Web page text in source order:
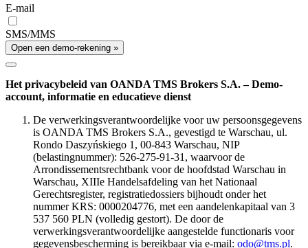
E-mail
SMS/MMS
Open een demo-rekening »
Het privacybeleid van OANDA TMS Brokers S.A. – Demo-
account, informatie en educatieve dienst
De verwerkingsverantwoordelijke voor uw persoonsgegevens
is OANDA TMS Brokers S.A., gevestigd te Warschau, ul.
Rondo Daszyńskiego 1, 00-843 Warschau, NIP
(belastingnummer): 526-275-91-31, waarvoor de
Arrondissementsrechtbank voor de hoofdstad Warschau in
Warschau, XIIIe Handelsafdeling van het Nationaal
Gerechtsregister, registratiedossiers bijhoudt onder het
nummer KRS: 0000204776, met een aandelenkapitaal van 3
537 560 PLN (volledig gestort). De door de
verwerkingsverantwoordelijke aangestelde functionaris voor
gegevensbescherming is bereikbaar via e-mail: odo@tms.pl.